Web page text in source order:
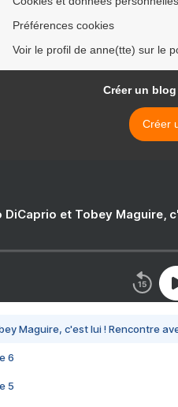
Préférences cookies
Voir le profil de anne(tte) sur le
Créer un
Créer
DiCaprio et Tobey Maguire,
Maguire, c'est lui ! Rencontre
6
5